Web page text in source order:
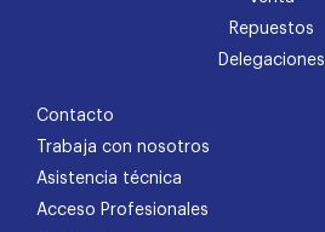
Repuestos
Delegaciones
Contacto
Trabaja con nosotros
Asistencia técnica
Acceso Profesionales